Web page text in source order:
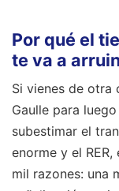
Por qué el
te va a
Si vienes de otra
Gaulle para
subestimar el
enorme y el
mil razones: una